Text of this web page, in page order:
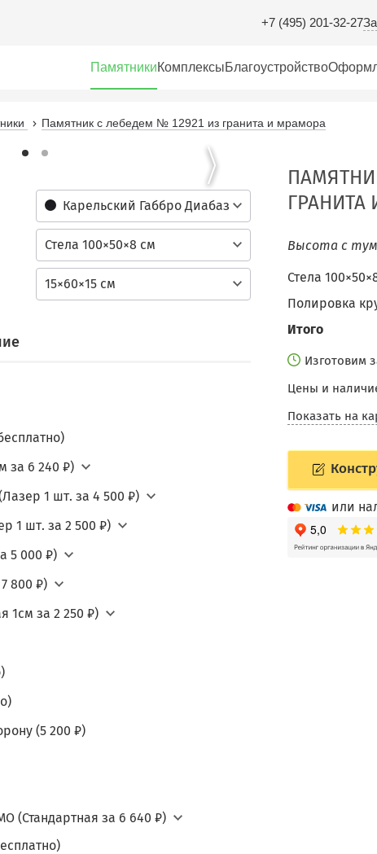
+7 (495) 201-32-27
ПамятникиКомплексыБлагоустройство
Памятник с лебедем № 12921 из гранита и мрамора
Карельский Габбро Диабаз
Стела 100×50×8 см
15×60×15 см
за 6 240 ₽)
1 шт. за 4 500 ₽)
1 шт. за 2 500 ₽)
5 000 ₽)
800 ₽)
1см за 2 250 ₽)
(5 200 ₽)
(Стандартная за 6 640 ₽)
Высота с
Стела
Полировка
Итого
Изготовим
Цены и
Показать на
или